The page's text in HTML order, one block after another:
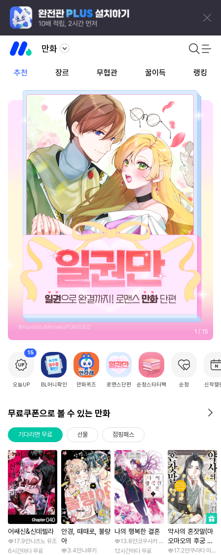
만화
추천 장르 무협관 꿀이득 랭킹
2 / 15
15
오늘UP BL머니확인 만화퀴즈 로맨스단편 순정스타터팩 순정 신작캘
무료쿠폰으로 볼 수 있는 만화
기다리면 무료 선물 점핑패스
어쌔신&신데렐라
17.9만나츠노 유조
6시간마다 무료
안경, 때때로, 불량
아
3.4만나루키
나의 행복한 결혼
13.8만코우사카 리토 / 아기토기 아쿠미
12시간마다 무료
약사의 혼잣말(마
오마오의 후궁 수
수께끼 풀이수첩)
17.2만쿠라타 미노